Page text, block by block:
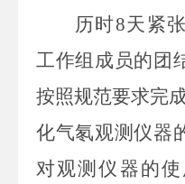
历时8天紧
工作组成员的 团
按照规范要求完
化气氡观测仪器
对观测仪器的